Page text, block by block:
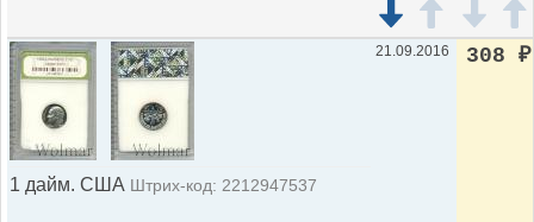
1 дайм. США Штрих-код: 2212947537
21.09.2016 308 ₽